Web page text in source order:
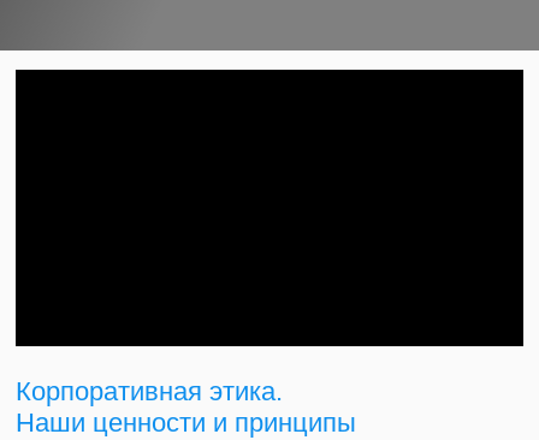
Корпоративная этика.
Наши ценности и принципы